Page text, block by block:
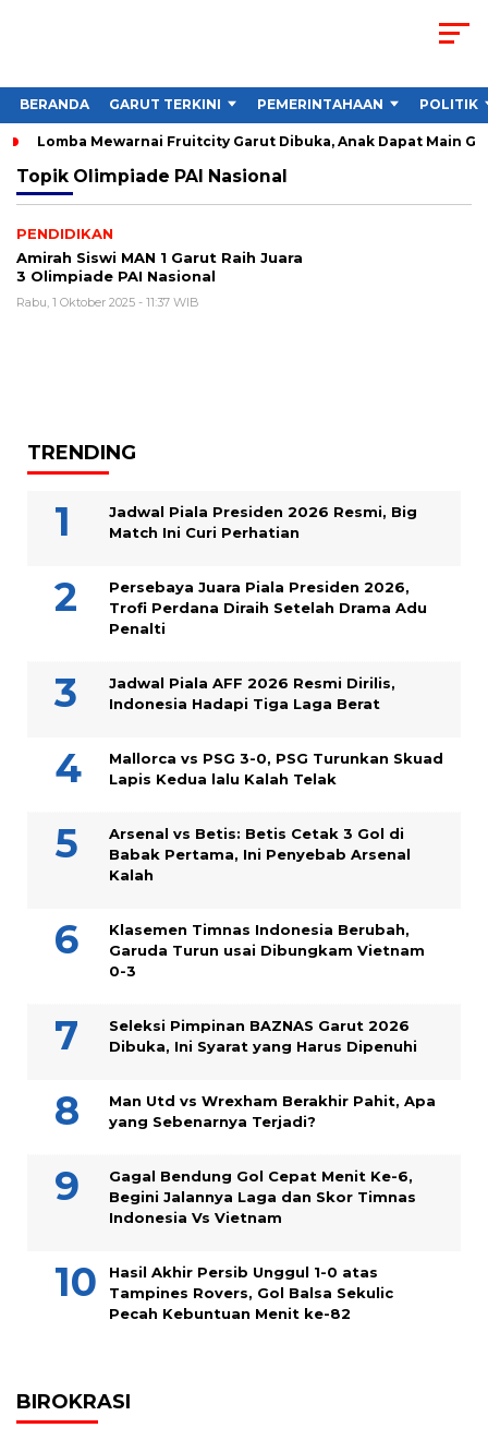
BERANDA GARUT TERKINI PEMERINTAHAAN POLITIK
Lomba Mewarnai Fruitcity Garut Dibuka, Anak Dapat Main
Topik Olimpiade PAI Nasional
PENDIDIKAN
Amirah Siswi MAN 1 Garut Raih Juara
3 Olimpiade PAI Nasional
Rabu, 1 Oktober 2025 - 11:37 WIB
TRENDING
Jadwal Piala Presiden 2026 Resmi, Big
Match Ini Curi Perhatian
Persebaya Juara Piala Presiden 2026,
Trofi Perdana Diraih Setelah Drama Adu
Penalti
Jadwal Piala AFF 2026 Resmi Dirilis,
Indonesia Hadapi Tiga Laga Berat
Mallorca vs PSG 3-0, PSG Turunkan Skuad
Lapis Kedua lalu Kalah Telak
Arsenal vs Betis: Betis Cetak 3 Gol di
Babak Pertama, Ini Penyebab Arsenal
Kalah
Klasemen Timnas Indonesia Berubah,
Garuda Turun usai Dibungkam Vietnam
0-3
Seleksi Pimpinan BAZNAS Garut 2026
Dibuka, Ini Syarat yang Harus Dipenuhi
Man Utd vs Wrexham Berakhir Pahit, Apa
yang Sebenarnya Terjadi?
Gagal Bendung Gol Cepat Menit Ke-6,
Begini Jalannya Laga dan Skor Timnas
Indonesia Vs Vietnam
Hasil Akhir Persib Unggul 1-0 atas
Tampines Rovers, Gol Balsa Sekulic
Pecah Kebuntuan Menit ke-82
BIROKRASI